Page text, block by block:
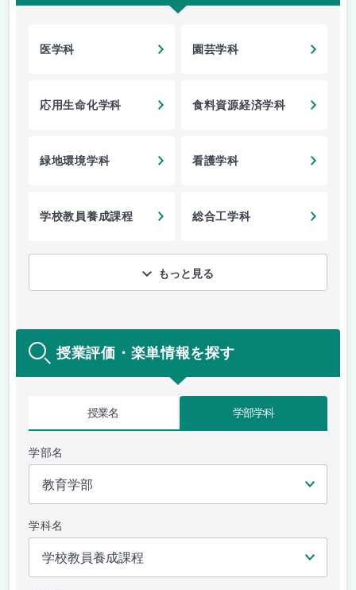
医学科 園芸学科
応用生命化学科 食料資源経済学科
緑地環境学科 看護学科
学校教員養成課程 総合工学科
もっと見る
授業評価・楽単情報を探す
授業名 学部学科
学部名
学科名